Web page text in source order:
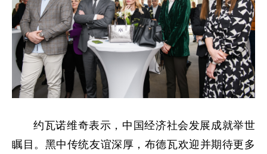
约瓦诺维奇表示，中国经济社会发展成就举世
瞩目。黑中传统友谊深厚，布德瓦欢迎并期待更多